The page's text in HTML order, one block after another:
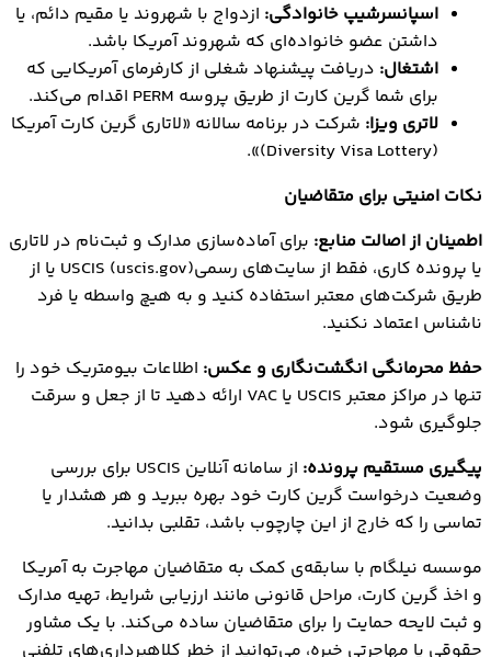
اسپانسرشیپ خانوادگی: ازدواج با شهروند یا مقیم دائم، یا
داشتن عضو خانواده‌ای که شهروند آمریکا باشد.
اشتغال: دریافت پیشنهاد شغلی از کارفرمای آمریکایی که
برای شما گرین کارت از طریق پروسه PERM اقدام می‌کند.
لاتری ویزا: شرکت در برنامه سالانه «لاتاری گرین کارت آمریکا
(Diversity Visa Lottery)».
نکات امنیتی برای متقاضیان
اطمینان از اصالت منابع: برای آماده‌سازی مدارک و ثبت‌نام در لاتاری
یا پرونده کاری، فقط از سایت‌های رسمیUSCIS (uscis.gov) یا از
طریق شرکت‌های معتبر استفاده کنید و به هیچ واسطه یا فرد
ناشناس اعتماد نکنید.
حفظ محرمانگی انگشت‌نگاری و عکس: اطلاعات بیومتریک خود را
تنها در مراکز معتبر USCIS یا VAC ارائه دهید تا از جعل و سرقت
جلوگیری شود.
پیگیری مستقیم پرونده:
از سامانه آنلاین USCIS برای بررسی
وضعیت درخواست گرین کارت خود بهره ببرید و هر هشدار یا
تماسی را که خارج از این چارچوب باشد، تقلبی بدانید.
موسسه نیلگام با سابقه‌ی کمک به متقاضیان مهاجرت به آمریکا
و اخذ گرین کارت، مراحل قانونی مانند ارزیابی شرایط، تهیه مدارک
و ثبت لایحه حمایت را برای متقاضیان ساده می‌کند. با یک مشاور
حقوقی یا مهاجرتی خبره، می‌توانید از خطر کلاهبرداری‌های تلفنی